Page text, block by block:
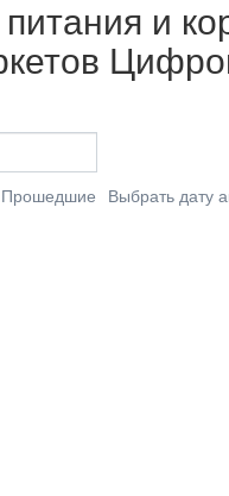
и
Прошедшие Выбрать дату